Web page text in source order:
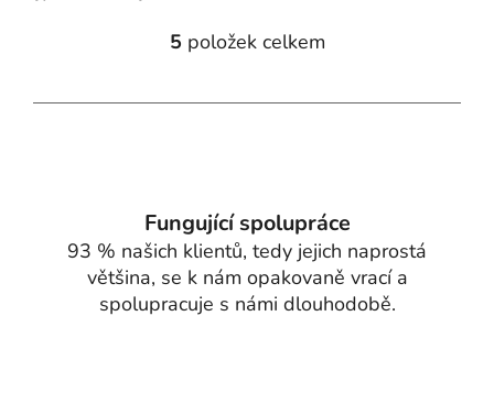
O
l
í
p
r
v
k
5 položek celkem
Fungující spolupráce
93 % našich klientů, tedy jejich naprostá
většina, se k nám opakovaně vrací a
spolupracuje s námi dlouhodobě.